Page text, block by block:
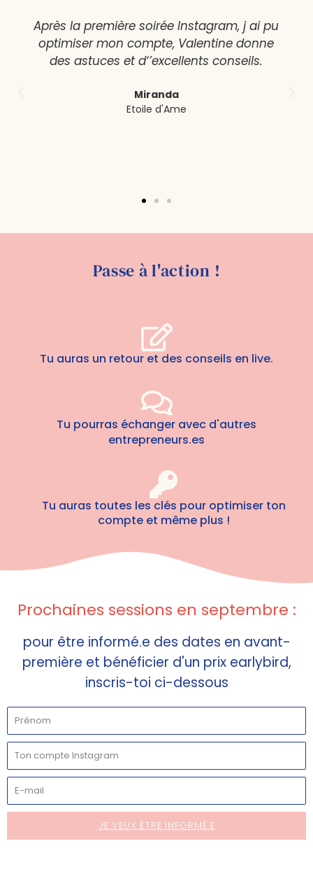
Après la première soirée Instagram, j ai pu
optimiser mon compte, Valentine donne
des astuces et d‘’excellents conseils.
Miranda
Etoile d'Ame
Passe à l'action !
Tu auras un retour et des conseils en live.
Tu pourras échanger avec d'autres
entrepreneurs.es
Tu auras toutes les clés pour optimiser ton
compte et même plus !
Prochaines sessions en septembre :
pour être informé.e des dates en avant-
première et bénéficier d'un prix earlybird,
inscris-toi ci-dessous
JE VEUX ÊTRE INFORMÉ.E